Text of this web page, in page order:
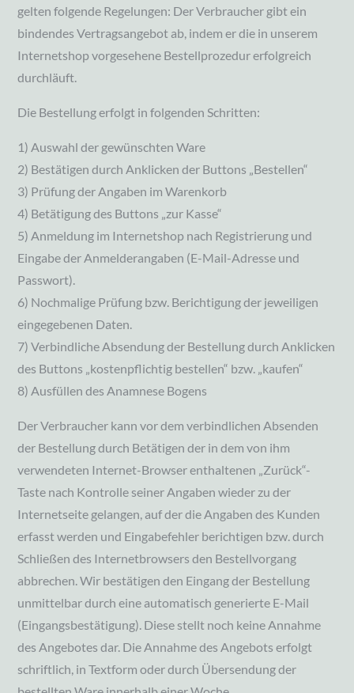
gelten folgende Regelungen: Der Verbraucher gibt ein
bindendes Vertragsangebot ab, indem er die in unserem
Internetshop vorgesehene Bestellprozedur erfolgreich
durchläuft.
Die Bestellung erfolgt in folgenden Schritten:
1) Auswahl der gewünschten Ware
2) Bestätigen durch Anklicken der Buttons „Bestellen“
3) Prüfung der Angaben im Warenkorb
4) Betätigung des Buttons „zur Kasse“
5) Anmeldung im Internetshop nach Registrierung und
Eingabe der Anmelderangaben (E-Mail-Adresse und
Passwort).
6) Nochmalige Prüfung bzw. Berichtigung der jeweiligen
eingegebenen Daten.
7) Verbindliche Absendung der Bestellung durch Anklicken
des Buttons „kostenpflichtig bestellen“ bzw. „kaufen“
8) Ausfüllen des Anamnese Bogens
Der Verbraucher kann vor dem verbindlichen Absenden
der Bestellung durch Betätigen der in dem von ihm
verwendeten Internet-Browser enthaltenen „Zurück“-
Taste nach Kontrolle seiner Angaben wieder zu der
Internetseite gelangen, auf der die Angaben des Kunden
erfasst werden und Eingabefehler berichtigen bzw. durch
Schließen des Internetbrowsers den Bestellvorgang
abbrechen. Wir bestätigen den Eingang der Bestellung
unmittelbar durch eine automatisch generierte E-Mail
(Eingangsbestätigung). Diese stellt noch keine Annahme
des Angebotes dar. Die Annahme des Angebots erfolgt
schriftlich, in Textform oder durch Übersendung der